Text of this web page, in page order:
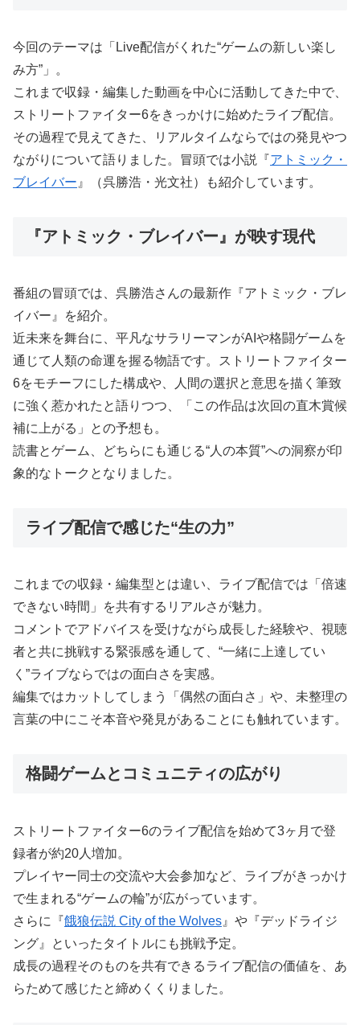
今回のテーマは「Live配信がくれた“ゲームの新しい楽し
み方”」。
これまで収録・編集した動画を中心に活動してきた中で、
ストリートファイター6をきっかけに始めたライブ配信。
その過程で見えてきた、リアルタイムならではの発見やつ
ながりについて語りました。冒頭では小説『アトミック・
ブレイバー 』（呉勝浩・光文社）も紹介しています。
『アトミック・ブレイバー』が映す現代
番組の冒頭では、呉勝浩さんの最新作『アトミック・ブレ
イバー』を紹介。
近未来を舞台に、平凡なサラリーマンがAIや格闘ゲームを
通じて人類の命運を握る物語です。ストリートファイター
6をモチーフにした構成や、人間の選択と意思を描く筆致
に強く惹かれたと語りつつ、「この作品は次回の直木賞候
補に上がる」との予想も。
読書とゲーム、どちらにも通じる“人の本質”への洞察が印
象的なトークとなりました。
ライブ配信で感じた“生の力”
これまでの収録・編集型とは違い、ライブ配信では「倍速
できない時間」を共有するリアルさが魅力。
コメントでアドバイスを受けながら成長した経験や、視聴
者と共に挑戦する緊張感を通して、“一緒に上達してい
く”ライブならではの面白さを実感。
編集ではカットしてしまう「偶然の面白さ」や、未整理の
言葉の中にこそ本音や発見があることにも触れています。
格闘ゲームとコミュニティの広がり
ストリートファイター6のライブ配信を始めて3ヶ月で登
録者が約20人増加。
プレイヤー同士の交流や大会参加など、ライブがきっかけ
で生まれる“ゲームの輪”が広がっています。
さらに『餓狼伝説 City of the Wolves 』や『デッドライジ
ング』といったタイトルにも挑戦予定。
成長の過程そのものを共有できるライブ配信の価値を、あ
らためて感じたと締めくくりました。